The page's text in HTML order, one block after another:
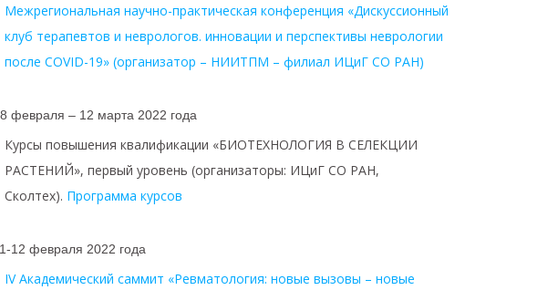
Межрегиональная научно-практическая конференция «Дискуссионный
клуб терапевтов и неврологов. инновации и перспективы неврологии
после COVID-19» (организатор – НИИТПМ – филиал ИЦиГ СО РАН)
февраля – 12 марта 2022 года
Курсы повышения квалификации «БИОТЕХНОЛОГИЯ В СЕЛЕКЦИИ
РАСТЕНИЙ», первый уровень (организаторы: ИЦиГ СО РАН,
Сколтех). Программа курсов
12 февраля 2022 года
IV Академический саммит «Ревматология: новые вызовы – новые